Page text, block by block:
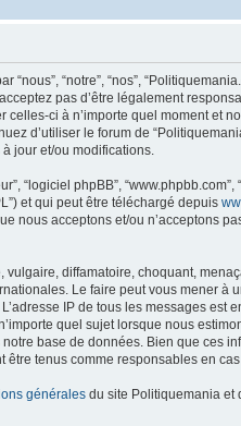
“notre”, “nos”,
pas d’être légalement
ci à n’importe quel moment et
d’utiliser le forum de
jour et/ou modifications.
“logiciel phpBB”,
et qui peut être téléchargé depuis
nous acceptons et/ou n’acceptons
diffamatoire, choquant,
Le faire peut vous mener
IP de tous les messages
quel sujet lorsque nous
base de données. Bien que ces
être tenus comme responsables en
générales du site Politiquemania et